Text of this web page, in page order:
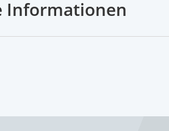
Informationen